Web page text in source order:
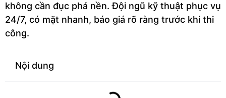
không cần đục phá nền. Đội ngũ kỹ thuật phục vụ
24/7, có mặt nhanh, báo giá rõ ràng trước khi thi
công.
Nội dung